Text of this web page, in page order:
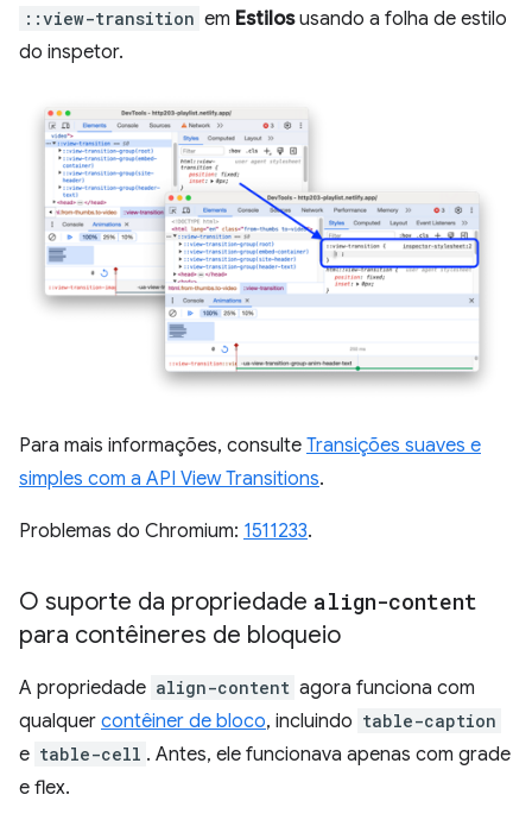
::view-transition em Estilosusando a folha de estilo
do inspetor.
Para mais informações, consulte Transições suaves e
simples com a API View Transitions.
Problemas do Chromium: 1511233.
O suporte da propriedade align-content
para contêineres de bloqueio
A propriedade align-content agora funciona com
qualquer contêiner de bloco, incluindo table-caption
e table-cell . Antes, ele funcionava apenas com grade
e flex.